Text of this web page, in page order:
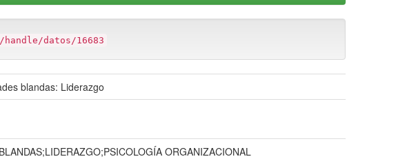
datos/16683
blandas: Liderazgo
ORGANIZACIONAL